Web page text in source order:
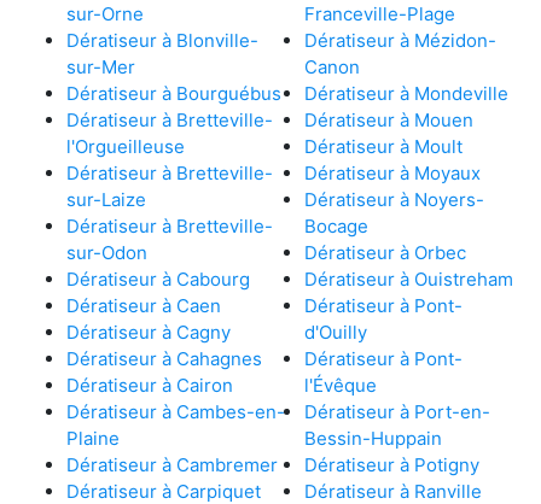
sur-Orne
Dératiseur à Blonville-
sur-Mer
Dératiseur à Bourguébus
Dératiseur à Bretteville-
l'Orgueilleuse
Dératiseur à Bretteville-
sur-Laize
Dératiseur à Bretteville-
sur-Odon
Dératiseur à Cabourg
Dératiseur à Caen
Dératiseur à Cagny
Dératiseur à Cahagnes
Dératiseur à Cairon
Dératiseur à Cambes-en-
Plaine
Dératiseur à Cambremer
Dératiseur à Carpiquet
Franceville-Plage
Dératiseur à Mézidon-
Canon
Dératiseur à Mondeville
Dératiseur à Mouen
Dératiseur à Moult
Dératiseur à Moyaux
Dératiseur à Noyers-
Bocage
Dératiseur à Orbec
Dératiseur à Ouistreham
Dératiseur à Pont-
d'Ouilly
Dératiseur à Pont-
l'Évêque
Dératiseur à Port-en-
Bessin-Huppain
Dératiseur à Potigny
Dératiseur à Ranville